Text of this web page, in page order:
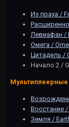
Из праха /
Левиафан /
Омега /
Цитадель /
Начало 2 /
Мультиплеерные
Восстание
Земля /